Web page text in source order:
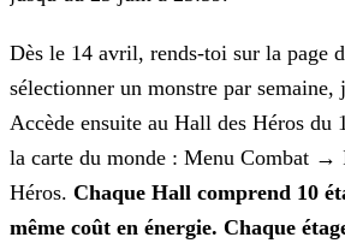
Dès le 14 avril, rends-toi sur la page
sélectionner un monstre par semaine,
Accède ensuite au Hall des Héros du
la carte du monde : Menu Combat →
Héros. Chaque Hall comprend 10
même coût en énergie. Chaque